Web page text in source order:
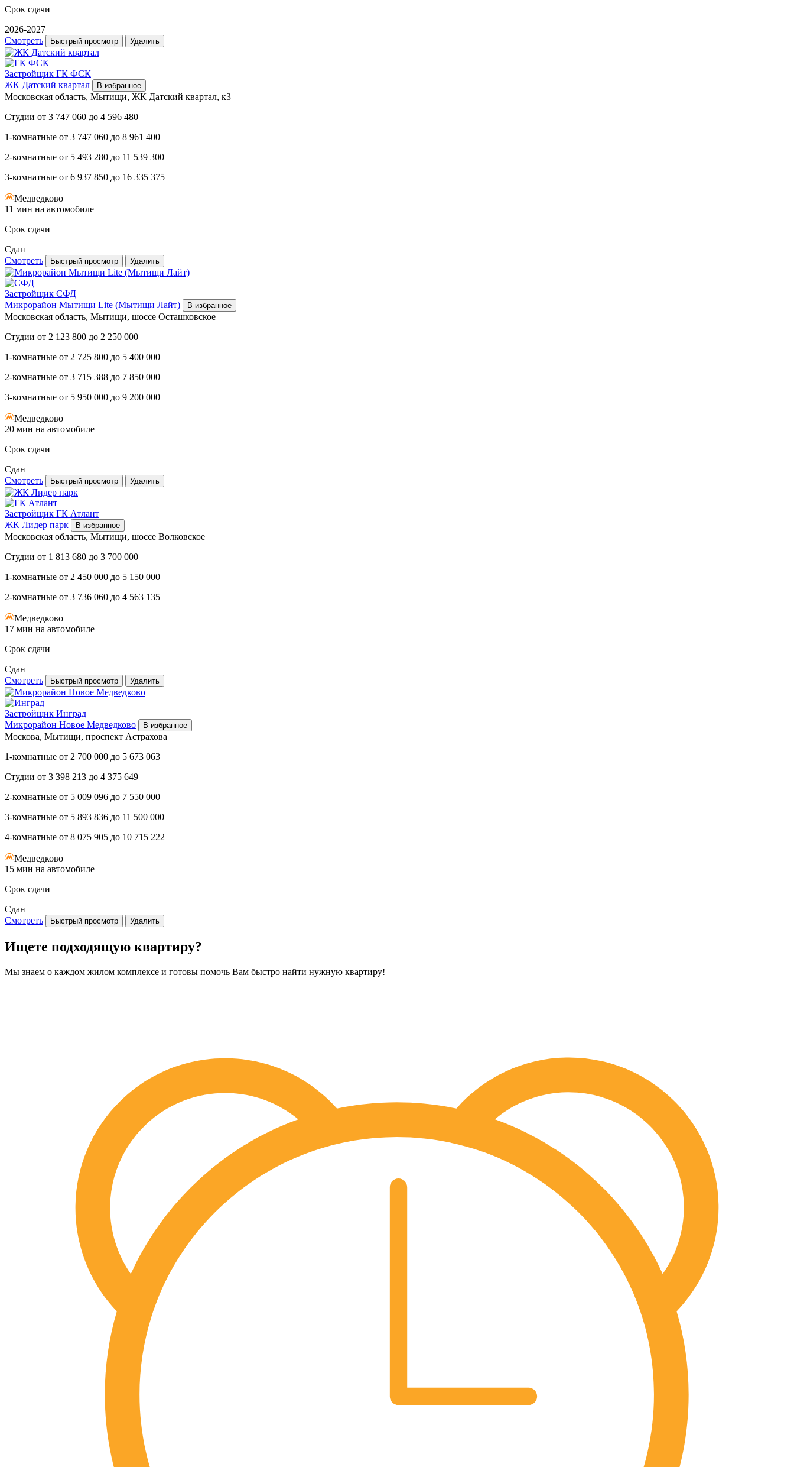
Срок сдачи
2026-2027
Смотреть
Быстрый просмотр Удалить
Застройщик ГК ФСК
ЖК Датский квартал
В избранное
Московская область, Мытищи, ЖК Датский квартал, к3
Студии от 3 747 060 до 4 596 480
1-комнатные от 3 747 060 до 8 961 400
2-комнатные от 5 493 280 до 11 539 300
3-комнатные от 6 937 850 до 16 335 375
Медведково
11 мин на автомобиле
Срок сдачи
Сдан
Смотреть
Быстрый просмотр Удалить
Застройщик СФД
Микрорайон Мытищи Lite (Мытищи Лайт)
В избранное
Московская область, Мытищи, шоссе Осташковское
Студии от 2 123 800 до 2 250 000
1-комнатные от 2 725 800 до 5 400 000
2-комнатные от 3 715 388 до 7 850 000
3-комнатные от 5 950 000 до 9 200 000
Медведково
20 мин на автомобиле
Срок сдачи
Сдан
Смотреть
Быстрый просмотр Удалить
Застройщик ГК Атлант
ЖК Лидер парк
В избранное
Московская область, Мытищи, шоссе Волковское
Студии от 1 813 680 до 3 700 000
1-комнатные от 2 450 000 до 5 150 000
2-комнатные от 3 736 060 до 4 563 135
Медведково
17 мин на автомобиле
Срок сдачи
Сдан
Смотреть
Быстрый просмотр Удалить
Застройщик Инград
Микрорайон Новое Медведково
В избранное
Москова, Мытищи, проспект Астрахова
1-комнатные от 2 700 000 до 5 673 063
Студии от 3 398 213 до 4 375 649
2-комнатные от 5 009 096 до 7 550 000
3-комнатные от 5 893 836 до 11 500 000
4-комнатные от 8 075 905 до 10 715 222
Медведково
15 мин на автомобиле
Срок сдачи
Сдан
Смотреть
Быстрый просмотр Удалить
Ищете подходящую квартиру?
Мы знаем о каждом жилом комплексе и готовы помочь Вам быстро найти нужную квартиру!